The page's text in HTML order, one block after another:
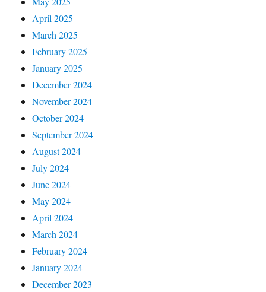
April 2025
March 2025
February 2025
January 2025
December 2024
November 2024
October 2024
September 2024
August 2024
July 2024
June 2024
May 2024
April 2024
March 2024
February 2024
January 2024
December 2023